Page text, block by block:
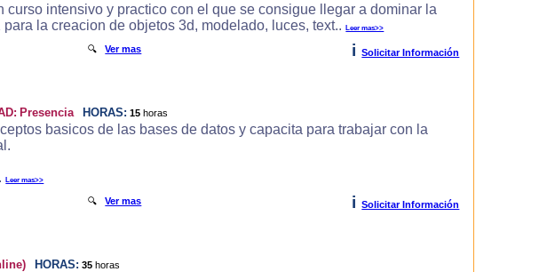
curso intensivo y practico con el que se consigue llegar a dominar la
la creacion de objetos 3d, modelado, luces, text..Leer mas>>
🔍Ver mas i Solicitar Información
Presencia HORAS: 15 horas
basicos de las bases de datos y capacita para trabajar con la
Leer mas>>
🔍Ver mas i Solicitar Información
HORAS: 35 horas